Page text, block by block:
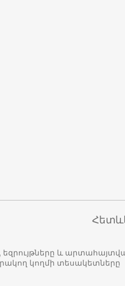
և
կողմի տեսակետները